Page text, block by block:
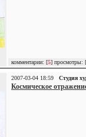
комментарии: [5] просмотры: [
2007-03-04 18:59 Студия
Космическое